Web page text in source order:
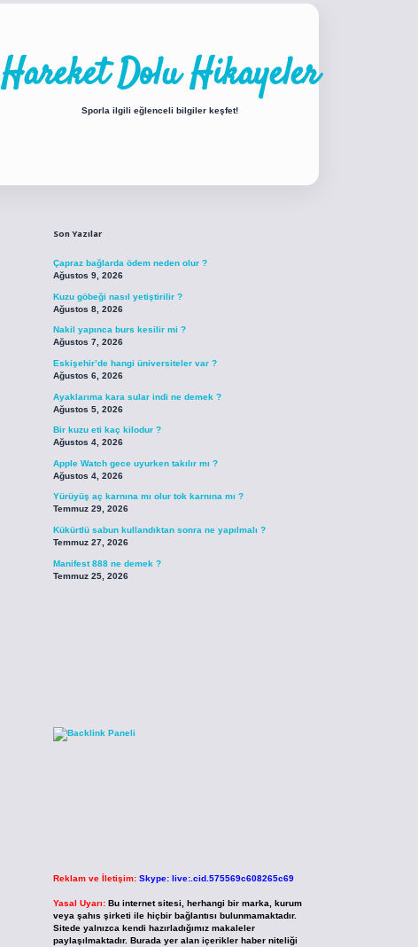
Hareket Dolu Hikayeler
Sporla ilgili eğlenceli bilgiler keşfet!
Son Yazılar
Çapraz bağlarda ödem neden olur ?
Ağustos 9, 2026
Kuzu göbeği nasıl yetiştirilir ?
Ağustos 8, 2026
Nakil yapınca burs kesilir mi ?
Ağustos 7, 2026
Eskişehir’de hangi üniversiteler var ?
Ağustos 6, 2026
Ayaklarıma kara sular indi ne demek ?
Ağustos 5, 2026
Bir kuzu eti kaç kilodur ?
Ağustos 4, 2026
Apple Watch gece uyurken takılır mı ?
Ağustos 4, 2026
Yürüyüş aç karnına mı olur tok karnına mı ?
Temmuz 29, 2026
Kükürtlü sabun kullandıktan sonra ne yapılmalı ?
Temmuz 27, 2026
Manifest 888 ne demek ?
Temmuz 25, 2026
Reklam ve İletişim: Skype: live:.cid.575569c608265c69
Yasal Uyarı: Bu internet sitesi, herhangi bir marka, kurum
veya şahıs şirketi ile hiçbir bağlantısı bulunmamaktadır.
Sitede yalnızca kendi hazırladığımız makaleler
paylaşılmaktadır. Burada yer alan içerikler haber niteliği